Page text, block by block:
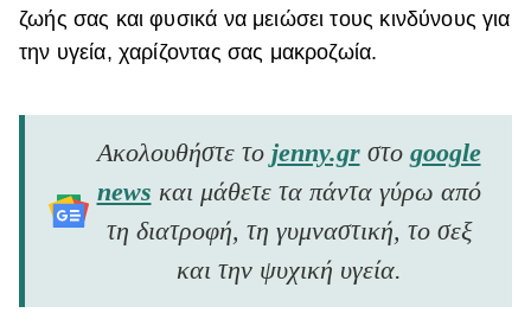
ζωής σας και φυσικά να μειώσει τους κινδύνους για
την υγεία, χαρίζοντας σας μακροζωία.
Ακολουθήστε το jenny.grστο google
news και μάθετε τα πάντα γύρω από
τη διατροφή, τη γυμναστική, το σεξ
και την ψυχική υγεία.